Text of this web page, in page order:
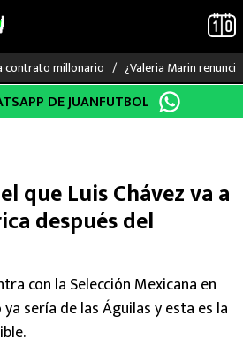
contrato millonario ¿Valeria Marin
DE JUANFUTBOL
que Luis Chávez va a
después del
con la Selección Mexicana en
sería de las Águilas y esta es la